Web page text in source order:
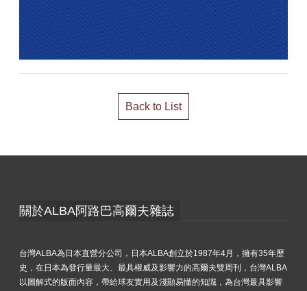
Back to List
關於ALBA阿路巴高爾夫雜誌
台灣ALBA為日本直營分公司，日本ALBA創立於1987年4月，擁有35年歷
史，在日本為發行量最大、最具權威及影響力的高爾夫雙周刊，台灣ALBA
以圖解式的版面內容，帶給球友實用及淺顯易懂的知識，為台灣最具影響